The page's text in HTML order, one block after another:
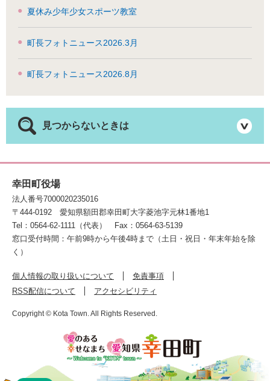
夏休み少年少女スポーツ教室
町長フォトニュース2026.3月
町長フォトニュース2026.8月
見つからないときは
幸田町役場
法人番号7000020235016
〒444-0192
愛知県額田郡幸田町大字菱池字元林1番地1
Tel：0564-62-1111（代表）
Fax：0564-63-5139
窓口受付時間：午前9時から午後4時まで（土日・祝日・年末年始を除
く）
個人情報の取り扱いについて
免責事項
RSS配信について
アクセシビリティ
Copyright © Kota Town. All Rights Reserved.